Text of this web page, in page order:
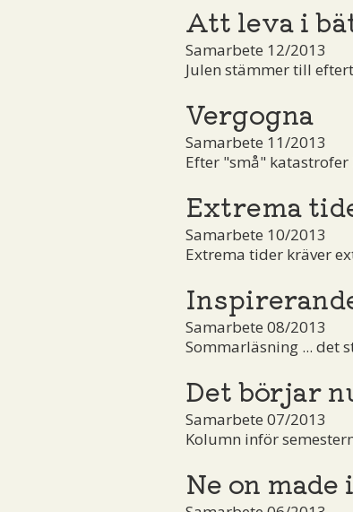
Att leva i
Samarbete 12/2013
Julen stämmer till
Vergogna
Samarbete 11/2013
Efter "små"
Extrema
Samarbete 10/2013
Extrema tider kräver
Samarbete 08/2013
Sommarläsning ... det
Det börjar
Samarbete 07/2013
Kolumn inför
Ne on made